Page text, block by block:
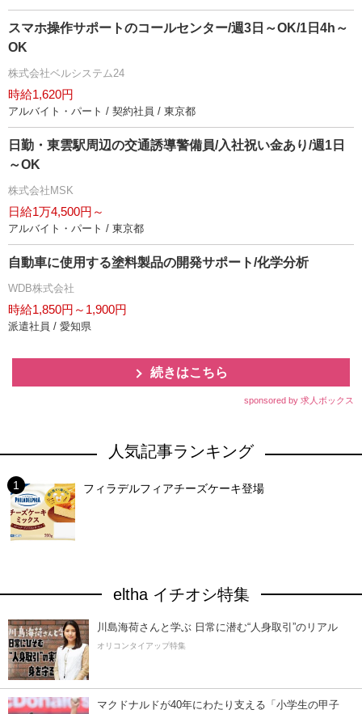
スマホ操作サポートのコールセンター/週3日～OK/1日4h～
OK
株式会社ベルシステム24
時給1,620円
アルバイト・パート / 契約社員 / 東京都
日勤・東雲駅周辺の交通誘導警備員/入社祝い金あり/週1日
～OK
株式会社MSK
日給1万4,500円～
アルバイト・パート / 東京都
自動車に使用する塗料製品の開発サポート/化学分析
WDB株式会社
時給1,850円～1,900円
派遣社員 / 愛知県
続きはこちら
sponsored by 求人ボックス
人気記事ランキング
フィラデルフィアチーズケーキ登場
eltha イチオシ特集
川島海荷さんと学ぶ 日常に潜む“人身取引”のリアル
オリコンタイアップ特集
マクドナルドが40年にわたり支える「小学生の甲子